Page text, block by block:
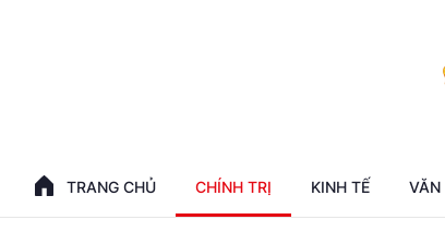
TRANG CHỦ CHÍNH TRỊ KINH TẾ VĂN
Phát triển kinh tế nhà nước trong kỷ nguyên mới